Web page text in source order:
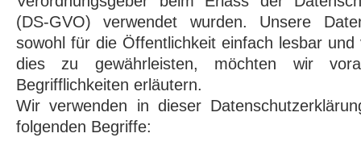
(DS-GVO) verwendet wurden. Unsere
sowohl für die Öffentlichkeit einfach lesbar
dies zu gewährleisten, möchten wir
Begrifflichkeiten erläutern.
Wir verwenden in dieser
folgenden Begriffe: